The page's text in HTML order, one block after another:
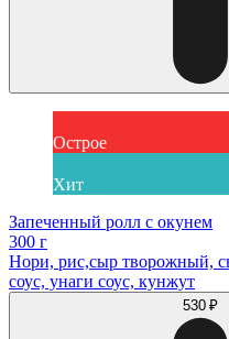
Острое
Хит
Запеченный ролл с окунем
300 г
Нори, рис,сыр творожный,
соус, унаги соус, кунжут
530 ₽